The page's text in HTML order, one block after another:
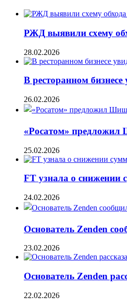
РЖД выявили схему
28.02.2026
В ресторанном
26.02.2026
«Росатом» предложил
25.02.2026
FT узнала о снижении
24.02.2026
Основатель Zenden
23.02.2026
Основатель Zenden
22.02.2026